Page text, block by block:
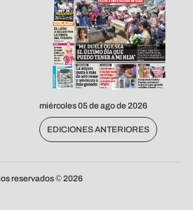
miércoles 05 de ago de 2026
EDICIONES ANTERIORES
reservados ©2026